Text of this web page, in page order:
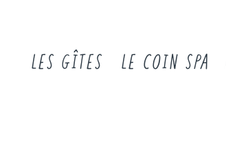
LES GÎTES LE COIN SPA